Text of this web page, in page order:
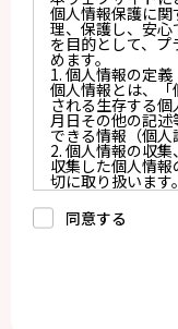
個人情報保護に
理、保護し、安
を目的として、
めます。
1. 個人情報の定義
個人情報とは、
される生存する
月日その他の記
できる情報（個人
2. 個人情報の収
収集した個人情
切に取り扱います
又は法令により
に提供しません。
a.応募者等からの
同意する